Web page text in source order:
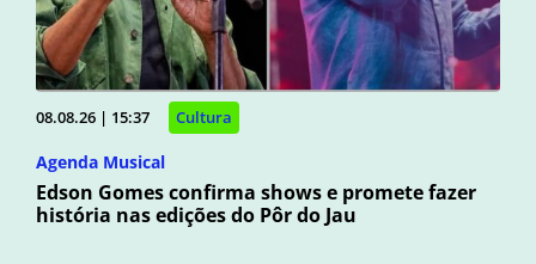
08.08.26 | 15:37 Cultura
Agenda Musical
Edson Gomes confirma shows e promete fazer
história nas edições do Pôr do Jau